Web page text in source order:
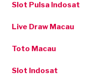
Slot Pulsa Indosat
Live Draw Macau
Toto Macau
Slot Indosat